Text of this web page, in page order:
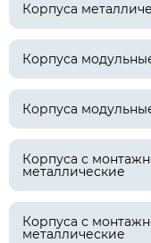
Корпуса
Корпуса
Корпуса
Корпуса с
металлические
Корпуса с
металлические